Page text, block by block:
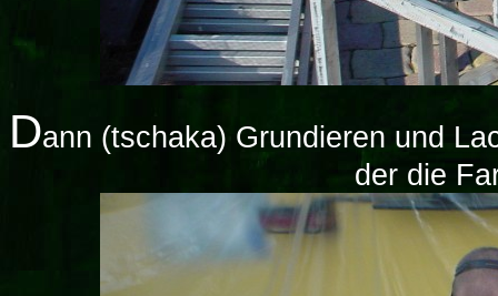
Dann (tschaka) Grundieren und
der die